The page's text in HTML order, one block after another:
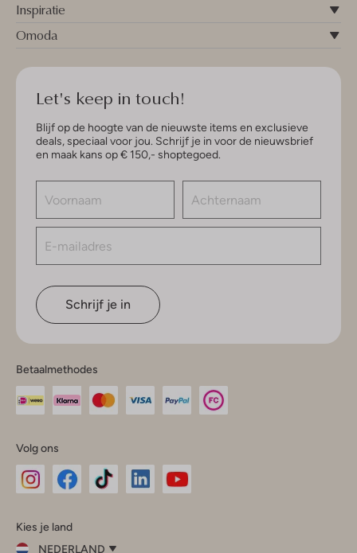
Inspiratie
Omoda
Let's keep in touch!
Blijf op de hoogte van de nieuwste items en exclusieve
deals, speciaal voor jou. Schrijf je in voor de nieuwsbrief
en maak kans op € 150,- shoptegoed.
Schrijf je in
Betaalmethodes
Volg ons
InstagramFacebook
Kies je land
NEDERLAND